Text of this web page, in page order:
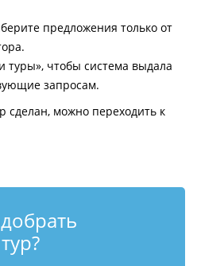
предложения только от
туры», чтобы система выдала
запросам.
сделан, можно переходить к